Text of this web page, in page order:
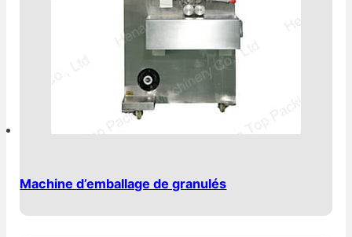
Machine d’emballage de granulés